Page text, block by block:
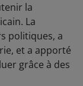
la
La
politiques, a
et a apporté
grâce à des